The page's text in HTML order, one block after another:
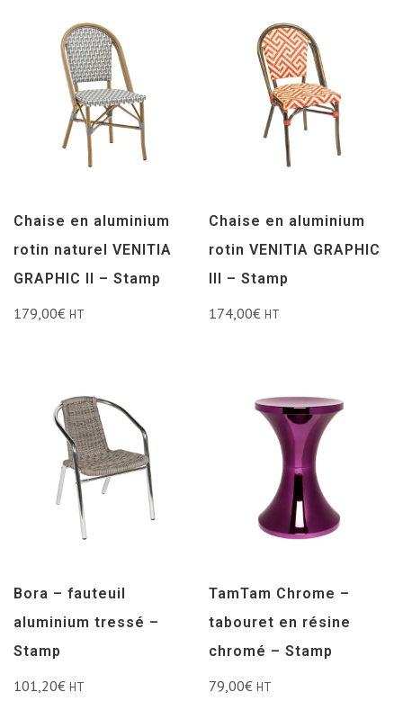
Chaise en aluminium
rotin naturel VENITIA
GRAPHIC II – Stamp
179,00€ HT
Chaise en aluminium
rotin VENITIA GRAPHIC
III – Stamp
174,00€ HT
Bora – fauteuil
aluminium tressé –
Stamp
101,20€ HT
TamTam Chrome –
tabouret en résine
chromé – Stamp
79,00€ HT